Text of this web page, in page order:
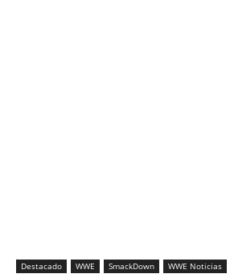
Destacado WWE SmackDown WWE Noticias